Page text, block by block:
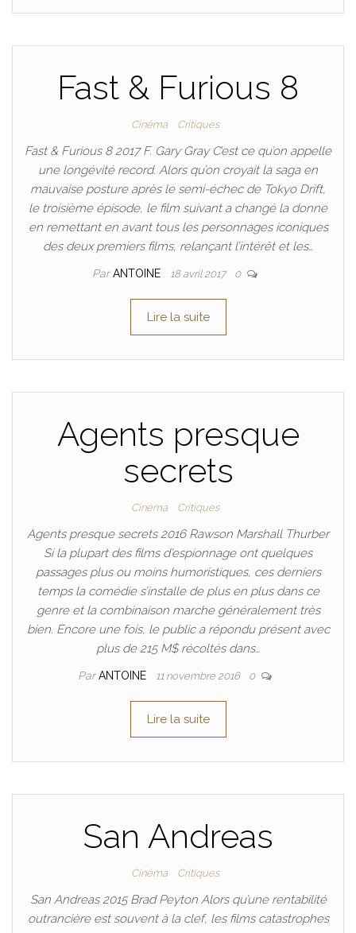
Fast & Furious 8
Cinéma Critiques
Fast & Furious 8 2017 F. Gary Gray C’est ce qu’on appelle
une longévité record. Alors qu’on croyait la saga en
mauvaise posture après le semi-échec de Tokyo Drift,
le troisième épisode, le film suivant a changé la donne
en remettant en avant tous les personnages iconiques
des deux premiers films, relançant l’intérêt et les…
ParANTOINE 18 avril 2017 0
Lire la suite
Agents presque
secrets
Cinéma Critiques
Agents presque secrets 2016 Rawson Marshall Thurber
Si la plupart des films d’espionnage ont quelques
passages plus ou moins humoristiques, ces derniers
temps la comédie s’installe de plus en plus dans ce
genre et la combinaison marche généralement très
bien. Encore une fois, le public a répondu présent avec
plus de 215 M$ récoltés dans…
ParANTOINE 11 novembre 2016 0
Lire la suite
San Andreas
Cinéma Critiques
San Andreas 2015 Brad Peyton Alors qu’une rentabilité
outrancière est souvent à la clef, les films catastrophes